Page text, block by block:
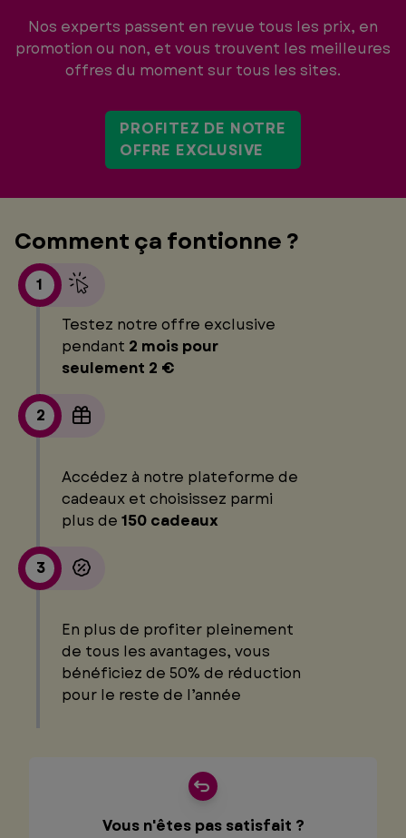
Nos experts passent en revue tous les prix, en
promotion ou non, et vous trouvent les meilleures
offres du moment sur tous les sites.
PROFITEZ DE NOTRE
OFFRE EXCLUSIVE
Comment ça fontionne ?
1
Testez notre offre exclusive
pendant 2 mois pour
seulement 2 €
2
Accédez à notre plateforme de
cadeaux et choisissez parmi
plus de 150 cadeaux
3
En plus de profiter pleinement
de tous les avantages, vous
bénéficiez de 50% de réduction
pour le reste de l’année
Vous n'êtes pas satisfait ?